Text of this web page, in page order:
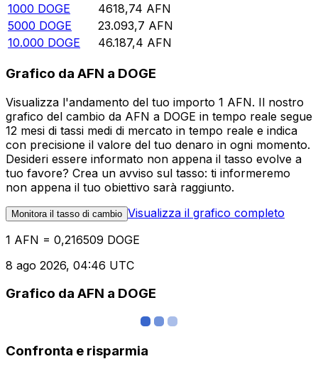
1000 DOGE 4618,74 AFN
5000 DOGE 23.093,7 AFN
10.000 DOGE 46.187,4 AFN
Grafico da AFN a DOGE
Visualizza l'andamento del tuo importo 1 AFN. Il nostro
grafico del cambio da AFN a DOGE in tempo reale segue
12 mesi di tassi medi di mercato in tempo reale e indica
con precisione il valore del tuo denaro in ogni momento.
Desideri essere informato non appena il tasso evolve a
tuo favore? Crea un avviso sul tasso: ti informeremo
non appena il tuo obiettivo sarà raggiunto.
Monitora il tasso di cambio Visualizza il grafico completo
1 AFN = 0,216509 DOGE
8 ago 2026, 04:46 UTC
Grafico da AFN a DOGE
Confronta e risparmia